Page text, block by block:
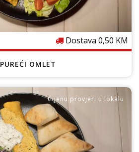
Dostava 0,50 KM
PUREĆI OMLET
Cijenu provjeri u lokalu